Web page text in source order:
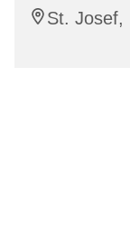
St. Josef,